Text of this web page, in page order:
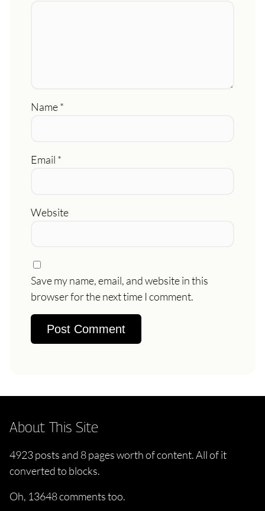
Name*
Email *
Website
Save my name, email, and website in this
browser for the next time I comment.
About This Site
4923 posts and 8 pages worth of content. All of it
converted to blocks.
Oh, 13648 comments too.